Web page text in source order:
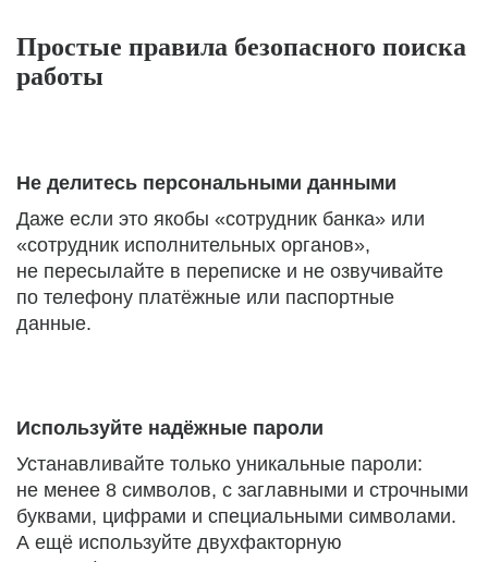
Простые правила безопасного поиска
работы
Не делитесь персональными данными
Даже если это якобы «сотрудник банка» или
«сотрудник исполнительных органов»,
не пересылайте в переписке и не озвучивайте
по телефону платёжные или паспортные
данные.
Используйте надёжные пароли
Устанавливайте только уникальные пароли:
не менее 8 символов, с заглавными и строчными
буквами, цифрами и специальными символами.
А ещё используйте двухфакторную